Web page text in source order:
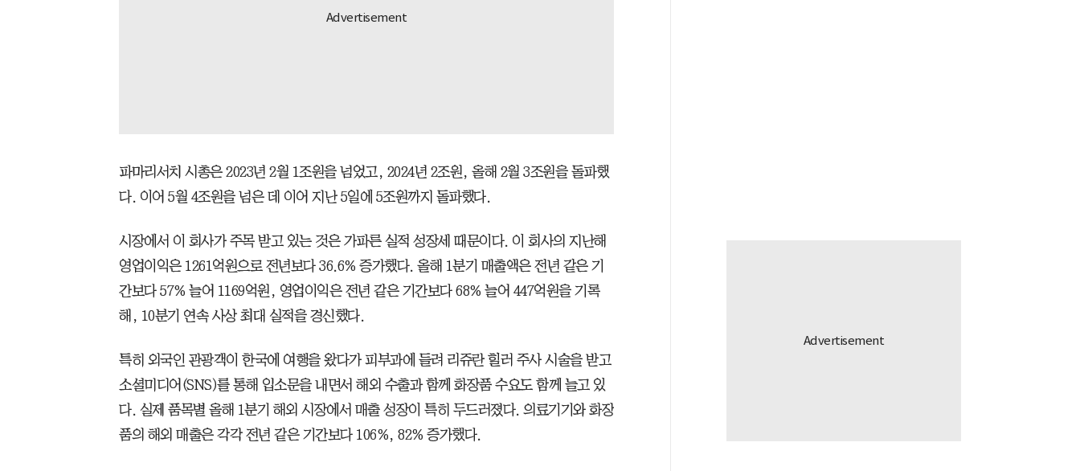
파마리서치 시총은 2023년 2월 1조원을 넘었고, 2024년 2조원, 올해 2월 3조원을 돌파했
다. 이어 5월 4조원을 넘은 데 이어 지난 5일에 5조원까지 돌파했다.
시장에서 이 회사가 주목 받고 있는 것은 가파른 실적 성장세 때문이다. 이 회사의 지난해
영업이익은 1261억원으로 전년보다 36.6% 증가했다. 올해 1분기 매출액은 전년 같은 기
간보다 57% 늘어 1169억원, 영업이익은 전년 같은 기간보다 68% 늘어 447억원을 기록
해, 10분기 연속 사상 최대 실적을 경신했다.
특히 외국인 관광객이 한국에 여행을 왔다가 피부과에 들려 리쥬란 힐러 주사 시술을 받고
소셜미디어(SNS)를 통해 입소문을 내면서 해외 수출과 함께 화장품 수요도 함께 늘고 있
다. 실제 품목별 올해 1분기 해외 시장에서 매출 성장이 특히 두드러졌다. 의료기기와 화장
품의 해외 매출은 각각 전년 같은 기간보다 106%, 82% 증가했다.